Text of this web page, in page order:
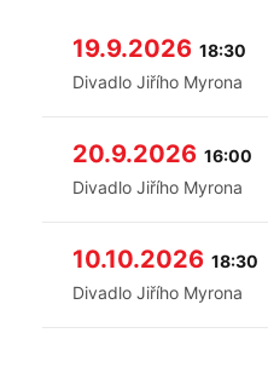
19.9.2026 18:30
Divadlo Jiřího Myrona
20.9.2026 16:00
Divadlo Jiřího Myrona
10.10.2026 18:30
Divadlo Jiřího Myrona